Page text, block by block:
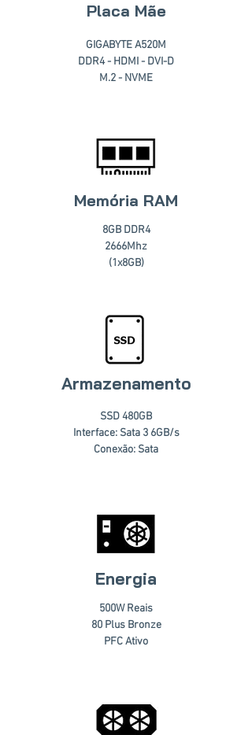
Placa Mãe
GIGABYTE A520M
DDR4 - HDMI - DVI-D
M.2 - NVME
Memória RAM
8GB DDR4
2666Mhz
(1x8GB)
Armazenamento
SSD 480GB
Interface: Sata 3 6GB/s
Conexão: Sata
Energia
500W Reais
80 Plus Bronze
PFC Ativo